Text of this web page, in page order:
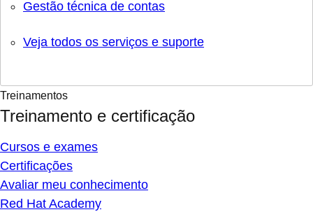
Gestão técnica de contas
Veja todos os serviços e suporte
Treinamentos
Treinamento e certificação
Cursos e exames
Certificações
Avaliar meu conhecimento
Red Hat Academy